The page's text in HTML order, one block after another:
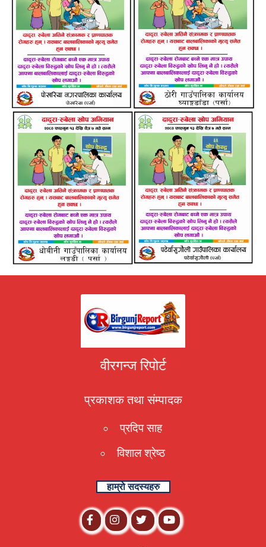
वीरगन्ज रिपोर्ट
प्रकाशक तथा संम्पादक
प्रदिप साह
विशाल श्रेष्ठ
हाम्रो सदस्यहरु